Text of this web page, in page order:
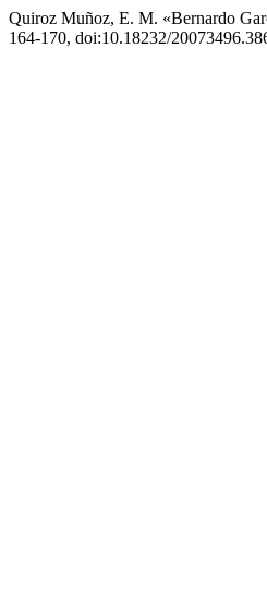
Quiroz Muñoz, E. M. «Bernardo
164-170, doi:10.18232/